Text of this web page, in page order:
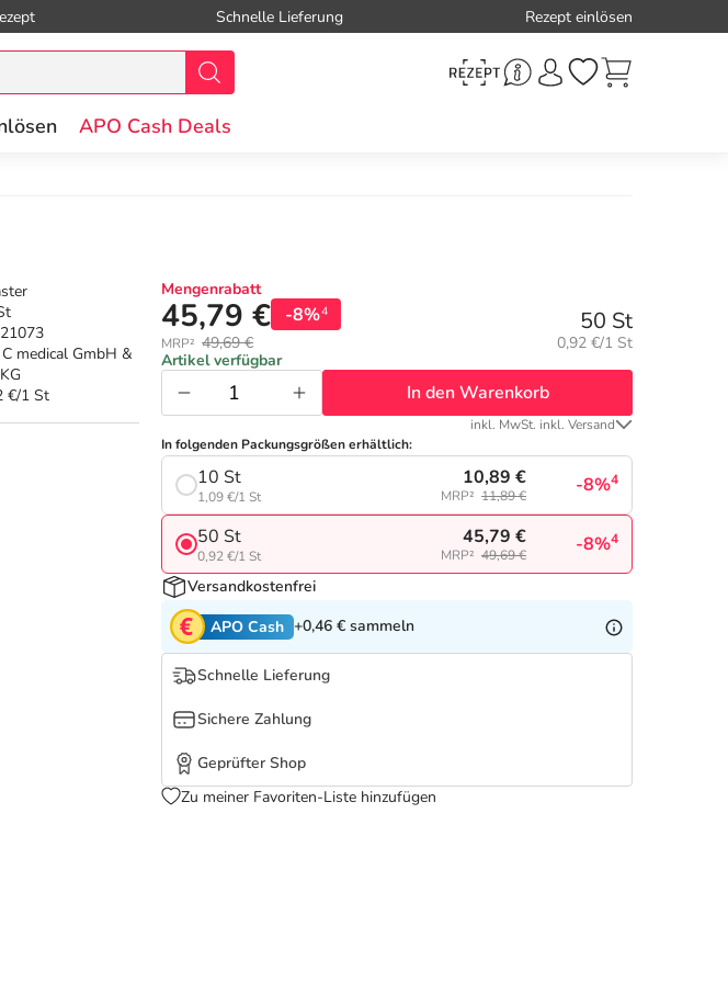
Schnelle Lieferung Rezept einlösen
APO Cash Deals
C medical GmbH &
€/1 St
Mengenrabatt
45,79 € -8%4
MRP² 49,69 €
50 St
Grundpreis:
0,92 €/1 St
Artikel verfügbar
In den Warenkorb
inkl. MwSt. inkl. Versand
In folgenden Packungsgrößen erhältlich:
10 St
1,09 €/1 St
10,89 €
MRP² 11,89 € -8%4
50 St
0,92 €/1 St
45,79 €
MRP² 49,69 € -8%4
Versandkostenfrei
APO Cash +0,46 € sammeln
Schnelle Lieferung
Sichere Zahlung
Geprüfter Shop
Zu meiner Favoriten-Liste hinzufügen